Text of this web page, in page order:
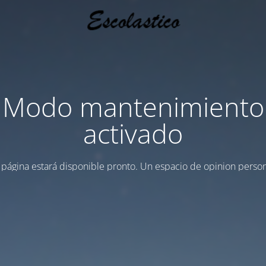
Modo mantenimiento
activado
estará disponible pronto. Un espacio de opinion